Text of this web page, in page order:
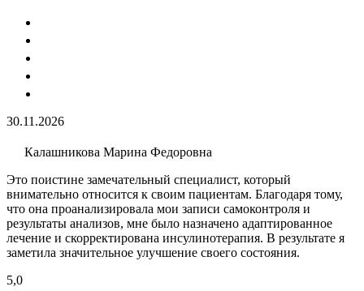
30.11.2026
Калашникова Марина Федоровна
Это поистине замечательный специалист, который
внимательно относится к своим пациентам. Благодаря тому,
что она проанализировала мои записи самоконтроля и
результаты анализов, мне было назначено адаптированное
лечение и скорректирована инсулинотерапия. В результате я
заметила значительное улучшение своего состояния.
5,0